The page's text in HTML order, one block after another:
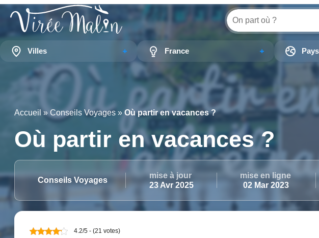
Villes France Pays
Accueil » Conseils Voyages » Où partir en vacances ?
Où partir en vacances ?
Conseils Voyages
mise à jour
23 Avr 2025
mise en ligne
02 Mar 2023
4.2/5 - (21 votes)